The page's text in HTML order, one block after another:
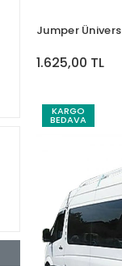
Jumper
1.625,00 TL
KARGO
BEDAVA